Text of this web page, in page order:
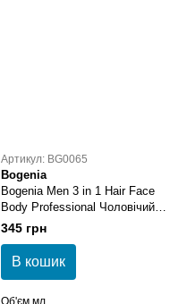
Артикул: BG0065
Bogenia
Bogenia Men 3 in 1 Hair Face
Body Professional Чоловічий
засіб 3 в 1 500 мл
345 грн
В кошик
Об'єм мл